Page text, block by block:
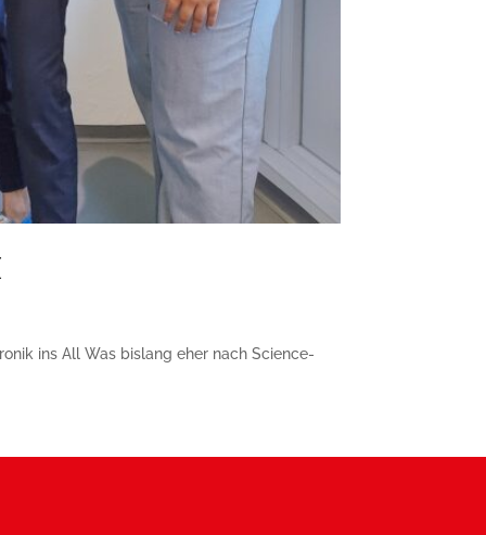
ins All Was bislang eher nach Science-